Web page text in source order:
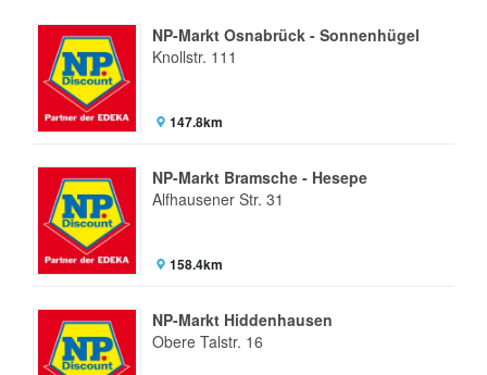
NP-Markt Osnabrück - Sonnenhügel
Knollstr. 111
147.8km
NP-Markt Bramsche - Hesepe
Alfhausener Str. 31
158.4km
NP-Markt Hiddenhausen
Obere Talstr. 16